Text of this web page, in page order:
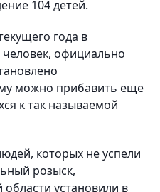
104 детей.
года в
официально
можно прибавить еще
к так называемой
которых не успели
розыск,
установили в